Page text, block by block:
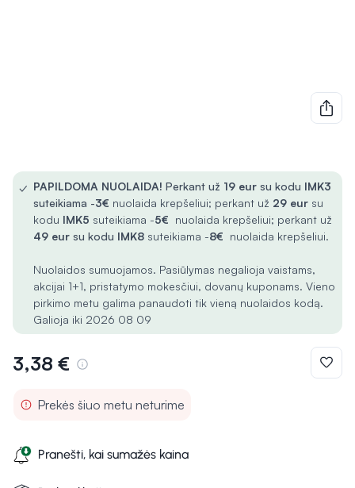
✓ PAPILDOMA NUOLAIDA! Perkant už 19 eur su kodu IMK3
suteikiama -3€ nuolaida krepšeliui; perkant už 29 eur su
kodu IMK5 suteikiama -5€ nuolaida krepšeliui; perkant už
49 eur su kodu IMK8 suteikiama -8€ nuolaida krepšeliui.
Nuolaidos sumuojamos. Pasiūlymas negalioja vaistams,
akcijai 1+1, pristatymo mokesčiui, dovanų kuponams. Vieno
pirkimo metu galima panaudoti tik vieną nuolaidos kodą.
Galioja iki 2026 08 09
3,38 €
Pranešti, kai sumažės kaina
Prekės šiuo metu neturime